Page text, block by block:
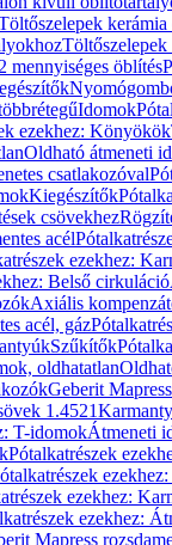
2 mennyiséges öblítés
Idomok
ezekhez: Könyökök
Oldható átmeneti
csatlakozóval
Kiegészítők
csövekhez
acél
ezekhez:
Belső cirkuláció
Axiális
acél, gáz
Szűkítők
oldhatatlan
Geberit
1.4521
T-idomokÁtmeneti
Pótalkatrészek
ezekhez:
ezekhez:
Mapress